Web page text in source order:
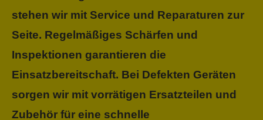
stehen wir mit Service und Reparaturen zur
Seite. Regelmäßiges Schärfen und
Inspektionen garantieren die
Einsatzbereitschaft. Bei Defekten Geräten
sorgen wir mit vorrätigen Ersatzteilen und
Zubehör für eine schnelle